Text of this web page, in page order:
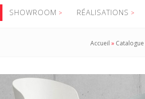
SHOWROOM RÉALISATIONS
Accueil » Catalogue